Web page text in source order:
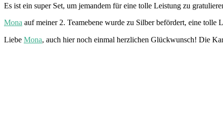
Es ist ein super Set, um jemandem für eine tolle Leistung zu
Mona auf meiner 2. Teamebene wurde zu Silber befördert, eine tolle
Liebe Mona, auch hier noch einmal herzlichen Glückwunsch! Die